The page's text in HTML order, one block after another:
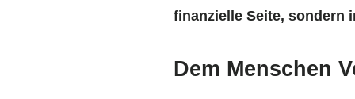
finanzielle Seite, sondern
Dem Menschen